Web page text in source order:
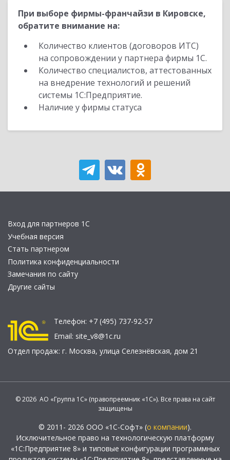
При выборе фирмы-франчайзи в Кировске,
обратите внимание на:
Количество клиентов (договоров ИТС)
на сопровождении у партнера фирмы 1С.
Количество специалистов, аттестованных
на внедрение технологий и решений
системы 1С:Предприятие.
Наличие у фирмы статуса
Вход для партнеров 1С
Учебная версия
Стать партнером
Политика конфиденциальности
Замечания по сайту
Другие сайты
Телефон: +7 (495) 737-92-57
Email: site_v8@1c.ru
Отдел продаж: г. Москва, улица Селезнёвская, дом 21
© 2026 АО «Группа 1С» (правопреемник «1С»). Все права на сайт
защищены
© 2011- 2026 ООО «1С-Софт» (о компании).
Исключительное право на технологическую платформу
«1С:Предприятие 8» и типовые конфигурации программных